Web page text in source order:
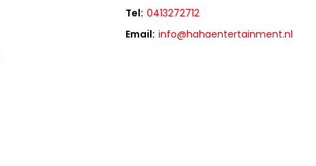
Tel: 0413272712
Email: info@hahaentertainment.nl